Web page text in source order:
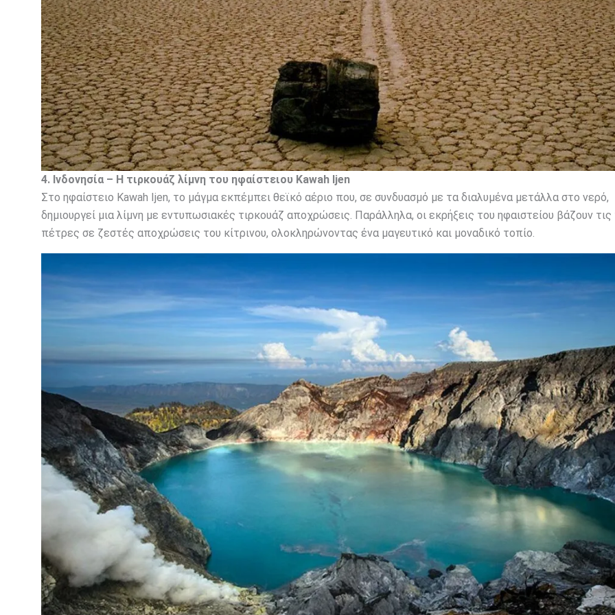
4. Ινδονησία – Η τιρκουάζ λίμνη του ηφαίστειου Kawah Ijen
Στο ηφαίστειο Kawah Ijen, το μάγμα εκπέμπει θεϊκό αέριο που, σε συνδυασμό με τα διαλυμένα μετάλλα στο νερό,
δημιουργεί μια λίμνη με εντυπωσιακές τιρκουάζ αποχρώσεις. Παράλληλα, οι εκρήξεις του ηφαιστείου βάζουν
πέτρες σε ζεστές αποχρώσεις του κίτρινου, ολοκληρώνοντας ένα μαγευτικό και μοναδικό τοπίο.